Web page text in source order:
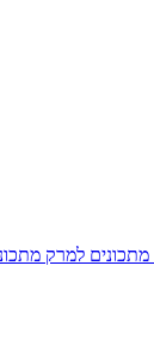
מתכונים למרק